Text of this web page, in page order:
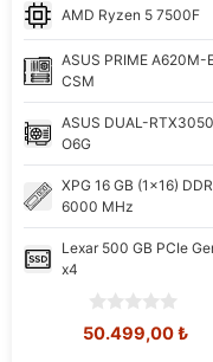
AMD Ryzen 5 7500F
ASUS PRIME A620M-
CSM
ASUS DUAL-
O6G
XPG 16 GB (1x16)
6000 MHz
Lexar 500 GB PCIe
x4
0
o
Orijinal
50.499,00₺Şu